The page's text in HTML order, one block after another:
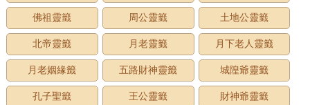
佛祖靈籤 周公靈籤 土地公靈籤
北帝靈籤 月老靈籤 月下老人靈籤
月老姻緣籤 五路財神靈籤 城隍爺靈籤
孔子聖籤 王公靈籤 財神爺靈籤